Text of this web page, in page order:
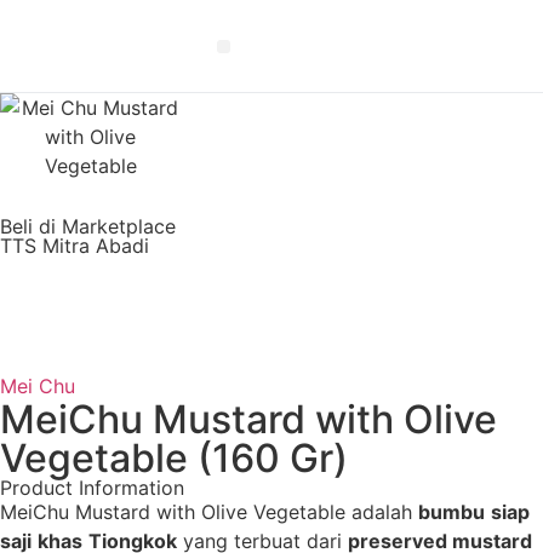
Beli di Marketplace
TTS Mitra Abadi
Mei Chu
MeiChu Mustard with Olive
Vegetable (160 Gr)
Product Information
MeiChu Mustard with Olive Vegetable adalah bumbu siap
saji khas Tiongkok yang terbuat dari preserved mustard